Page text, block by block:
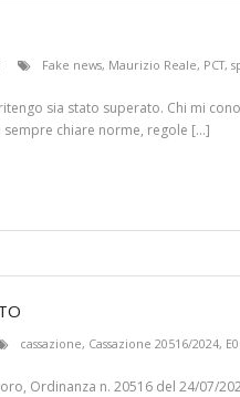
Fake news, Maurizio Reale, PCT,
sia stato superato. Chi mi
sempre chiare norme, regole […]
cassazione, Cassazione 20516/2024,
lavoro, Ordinanza n. 20516 del